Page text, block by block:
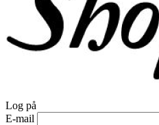
Log på
E-mail